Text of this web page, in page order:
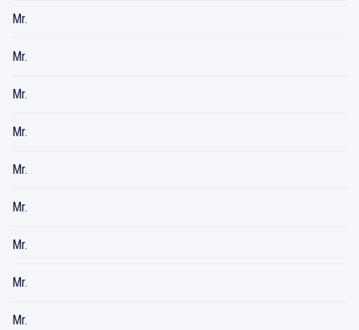
Mr.
Mr.
Mr.
Mr.
Mr.
Mr.
Mr.
Mr.
Mr.